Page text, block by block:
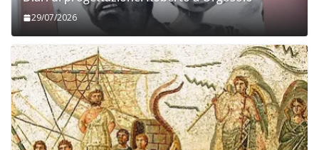
29/07/2026